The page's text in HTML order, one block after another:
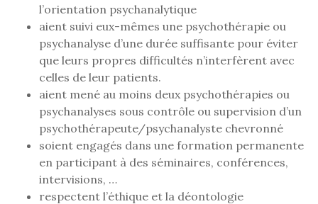
l’orientation psychanalytique
aient suivi eux-mêmes une psychothérapie ou
psychanalyse d’une durée suffisante pour éviter
que leurs propres difficultés n’interfèrent avec
celles de leur patients.
aient mené au moins deux psychothérapies ou
psychanalyses sous contrôle ou supervision d’un
psychothérapeute/psychanalyste chevronné
soient engagés dans une formation permanente
en participant à des séminaires, conférences,
intervisions, …
respectent l’éthique et la déontologie